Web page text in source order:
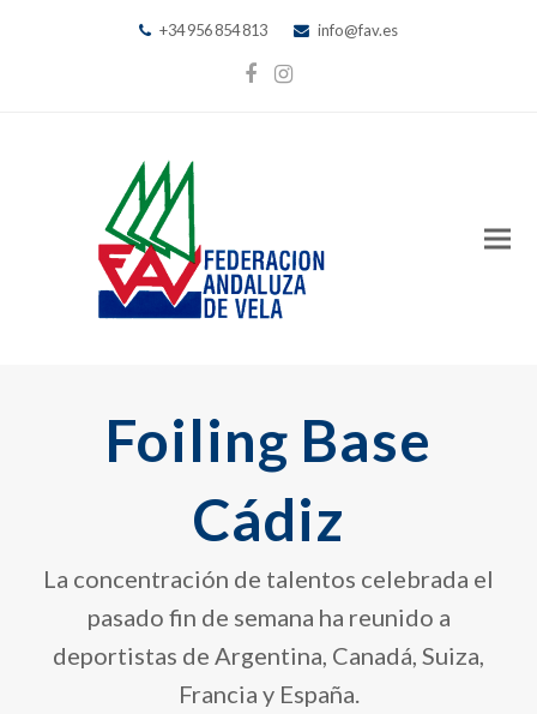
+34 956 854 813 info@fav.es
Facebook
Instagram
Foiling Base
Cádiz
La concentración de talentos celebrada el
pasado fin de semana ha reunido a
deportistas de Argentina, Canadá, Suiza,
Francia y España.